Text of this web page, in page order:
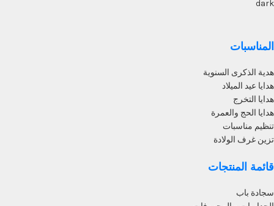
المناسبات
هدية الذكرى السنوية
هدايا عيد الميلاد
هدايا التخرج
هدايا الحج والعمرة
تنظيم مناسبات
تزين غرف الولادة
قائمة المنتجات
سجادة باب